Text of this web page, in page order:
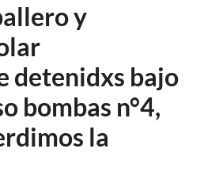
y
detenidxs bajo
bombas n°4,
la